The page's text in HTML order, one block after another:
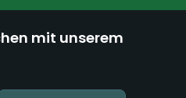
mit unserem